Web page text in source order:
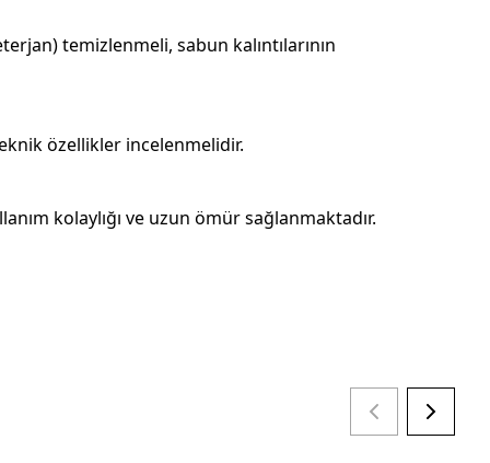
temizlenmeli, sabun kalıntılarının
özellikler incelenmelidir.
kolaylığı ve uzun ömür sağlanmaktadır.